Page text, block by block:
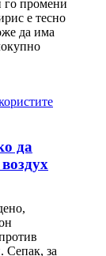
го промени
е тесно
да има
да
Сепак, за